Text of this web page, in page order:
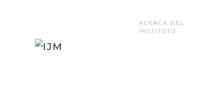
ACERCA DEL
INSTITUTO